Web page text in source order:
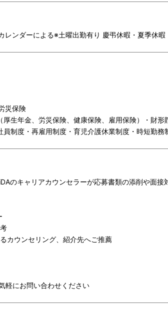
レンダーによる※土曜出勤有り 慶弔休暇・夏季休
災保険
生年金、労災保険、健康保険、雇用保険）・財形
制度・再雇用制度・育児介護休業制度・時短勤務
のキャリアカウンセラーが応募書類の添削や面接
カウンセリング、紹介先へご推薦
軽にお問い合わせください